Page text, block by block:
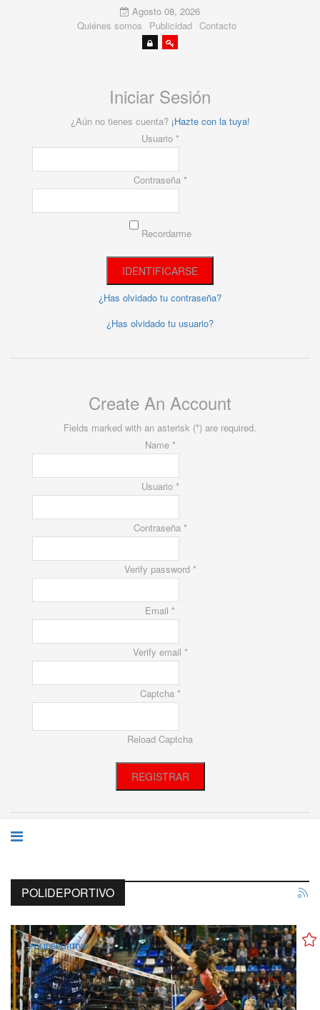
Agosto 08, 2026
Quiénes somos
Publicidad Contacto
Iniciar Sesión
¿Aún no tienes cuenta? ¡Hazte con la tuya!
Usuario *
Contraseña *
Recordarme
¿Has olvidado tu contraseña?
¿Has olvidado tu usuario?
Create An Account
Fields marked with an asterisk (*) are required.
Name *
Usuario *
Contraseña *
Verify password *
Email *
Verify email *
Captcha *
Reload Captcha
REGISTRAR
POLIDEPORTIVO
POLIDEPORTIVO